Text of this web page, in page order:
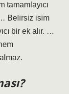
tamamlayıcı
… Belirsiz isim
bir ek alır. …